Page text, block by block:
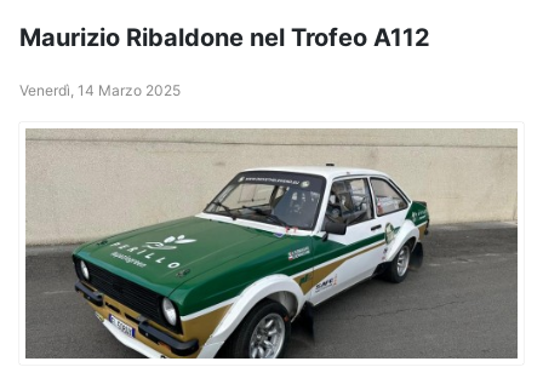
Maurizio Ribaldone nel Trofeo A112
Venerdì, 14 Marzo 2025